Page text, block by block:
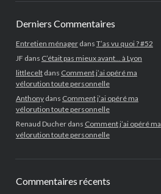
Derniers Commentaires
Entretien ménagerdans T’as vu quoi ? #52
JF dans C’était pas mieux avant… à Lyon
littleceltdans Comment j’ai opéré ma
vélorution toute personnelle
Anthonydans Comment j’ai opéré ma
vélorution toute personnelle
Renaud Ducherdans Comment j’ai opéré ma
vélorution toute personnelle
Commentaires récents